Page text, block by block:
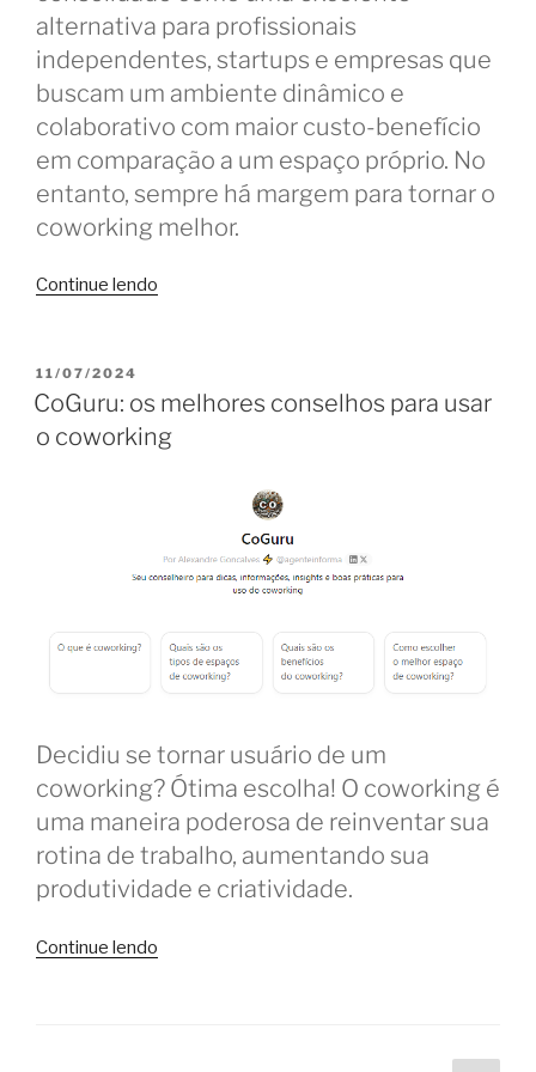
alternativa para profissionais
independentes, startups e empresas que
buscam um ambiente dinâmico e
colaborativo com maior custo-benefício
em comparação a um espaço próprio. No
entanto, sempre há margem para tornar o
coworking melhor.
Continue lendo
poderia
ser
melhor
PUBLICADO
EM
11/07/2024
CoGuru: os melhores conselhos para usar
o coworking
Decidiu se tornar usuário de um
coworking? Ótima escolha! O coworking é
uma maneira poderosa de reinventar sua
rotina de trabalho, aumentando sua
produtividade e criatividade.
Continue lendo